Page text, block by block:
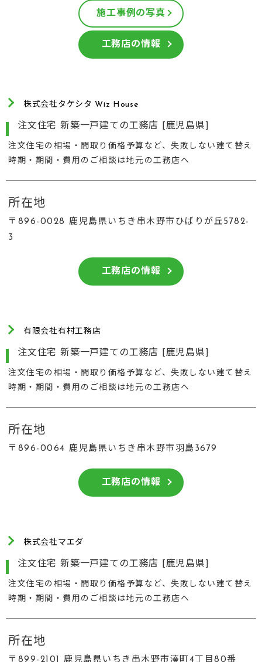
施工事例の写真
工務店の情報
株式会社タケシタ Wiz House
注文住宅 新築一戸建ての工務店 [鹿児島県]
注文住宅の相場・間取り価格予算など、失敗しない建て替え
時期・期間・費用のご相談は地元の工務店へ
所在地
〒896-0028 鹿児島県いちき串木野市ひばりが丘5782-
3
工務店の情報
有限会社有村工務店
注文住宅 新築一戸建ての工務店 [鹿児島県]
注文住宅の相場・間取り価格予算など、失敗しない建て替え
時期・期間・費用のご相談は地元の工務店へ
所在地
〒896-0064 鹿児島県いちき串木野市羽島3679
工務店の情報
株式会社マエダ
注文住宅 新築一戸建ての工務店 [鹿児島県]
注文住宅の相場・間取り価格予算など、失敗しない建て替え
時期・期間・費用のご相談は地元の工務店へ
所在地
〒899-2101 鹿児島県いちき串木野市湊町4丁目80番